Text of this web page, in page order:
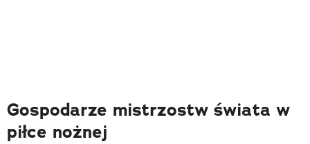
Gospodarze mistrzostw świata w
piłce nożnej